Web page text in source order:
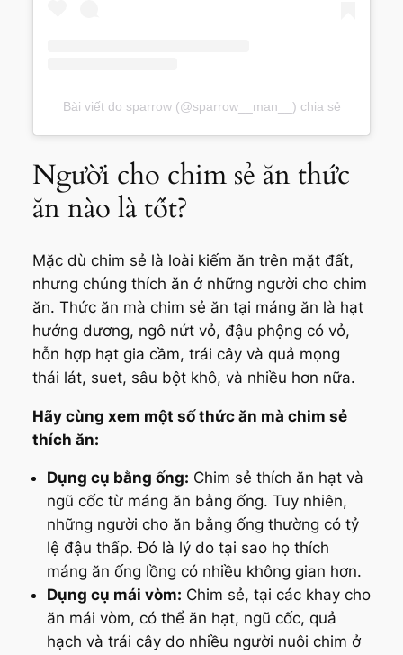
Bài viết do sparrow (@sparrow__man__) chia sẻ
Người cho chim sẻ ăn thức
ăn nào là tốt?
Mặc dù chim sẻ là loài kiếm ăn trên mặt đất,
nhưng chúng thích ăn ở những người cho chim
ăn. Thức ăn mà chim sẻ ăn tại máng ăn là hạt
hướng dương, ngô nứt vỏ, đậu phộng có vỏ,
hỗn hợp hạt gia cầm, trái cây và quả mọng
thái lát, suet, sâu bột khô, và nhiều hơn nữa.
Hãy cùng xem một số thức ăn mà chim sẻ
thích ăn:
Dụng cụ bằng ống: Chim sẻ thích ăn hạt và
ngũ cốc từ máng ăn bằng ống. Tuy nhiên,
những người cho ăn bằng ống thường có tỷ
lệ đậu thấp. Đó là lý do tại sao họ thích
máng ăn ống lồng có nhiều không gian hơn.
Dụng cụ mái vòm: Chim sẻ, tại các khay cho
ăn mái vòm, có thể ăn hạt, ngũ cốc, quả
hạch và trái cây do nhiều người nuôi chim ở